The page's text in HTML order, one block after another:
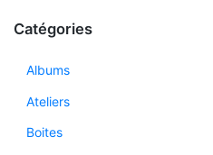
Catégories
Albums
Ateliers
Boites